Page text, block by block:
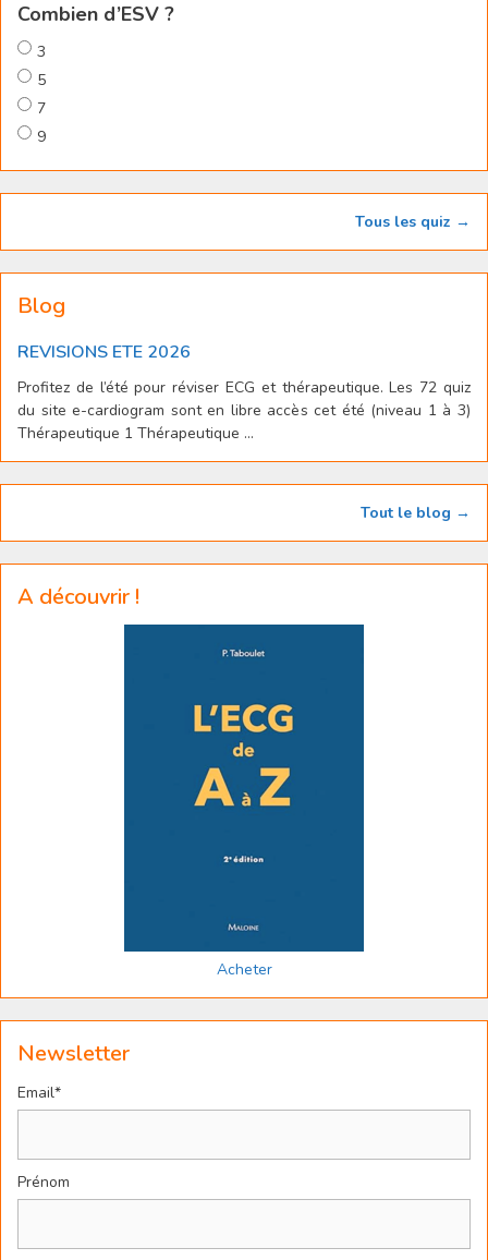
Combien d’ESV ?
3
5
7
9
Tous les quiz →
Blog
REVISIONS ETE 2026
Profitez de l’été pour réviser ECG et thérapeutique. Les 72 quiz
du site e-cardiogram sont en libre accès cet été (niveau 1 à 3)
Thérapeutique 1 Thérapeutique ...
Tout le blog →
A découvrir !
Acheter
Newsletter
Email*
Prénom